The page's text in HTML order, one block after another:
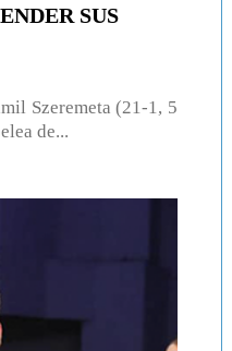
SUS
Szeremeta (21-1, 5
de...